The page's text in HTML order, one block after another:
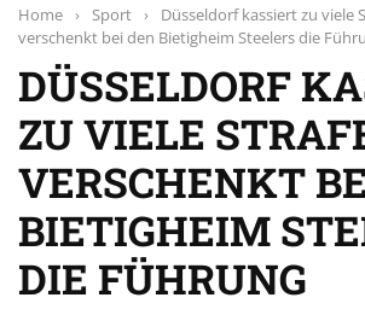
Home › Sport ›
Düsseldorf kassiert zu viele
verschenkt bei den Bietigheim Steelers die
DÜSSELDORF
ZU VIELE
VERSCHENKT
BIETIGHEIM
DIE FÜHRUNG